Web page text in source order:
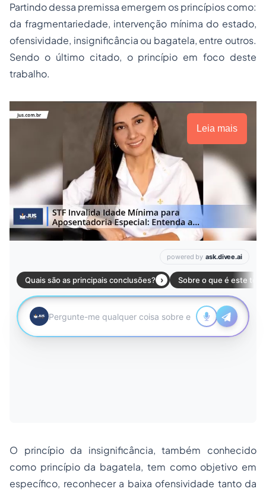
Partindo dessa premissa emergem os princípios como:
da fragmentariedade, intervenção mínima do estado,
ofensividade, insignificância ou bagatela, entre outros.
Sendo o último citado, o princípio em foco deste
trabalho.
Leia mais
O princípio da insignificância, também conhecido
como princípio da bagatela, tem como objetivo em
específico, reconhecer a baixa ofensividade tanto da